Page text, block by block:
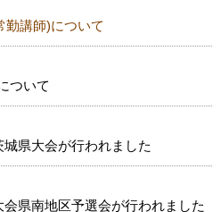
勤講師)について
ついて
県大会が行われました
県南地区予選会が行われました